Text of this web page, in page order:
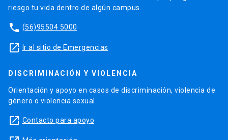
riesgo tu vida dentro de algún campus.
phone (56)95504 5000
launch Ir al sitio de Emergencias
DISCRIMINACIÓN Y VIOLENCIA
Orientación y apoyo en casos de discriminación, violencia de
género o violencia sexual.
launch Contacto para apoyo